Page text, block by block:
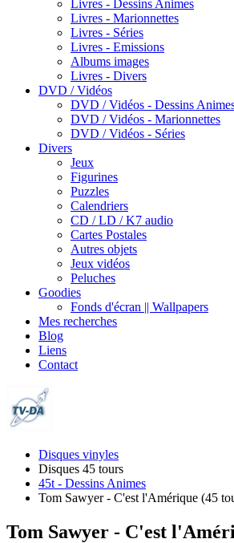
Livres - Dessins Animes
Livres - Marionnettes
Livres - Séries
Livres - Emissions
Albums images
Livres - Divers
DVD / Vidéos
DVD / Vidéos - Dessins
DVD / Vidéos - Marionnettes
DVD / Vidéos - Séries
Divers
Jeux
Figurines
Puzzles
Calendriers
CD / LD / K7 audio
Cartes Postales
Autres objets
Jeux vidéos
Peluches
Goodies
Fonds d'écran || Wallpapers
Mes recherches
Blog
Liens
Contact
Disques vinyles
Disques 45 tours
45t - Dessins Animes
Tom Sawyer - C'est l'Amérique (45
Tom Sawyer - C'est